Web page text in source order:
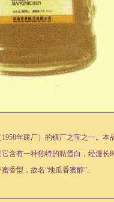
年建厂）的镇厂之宝之一。本
含有一种独特的粘蛋白，经漫长
香型，故名“地瓜香蜜醇”。